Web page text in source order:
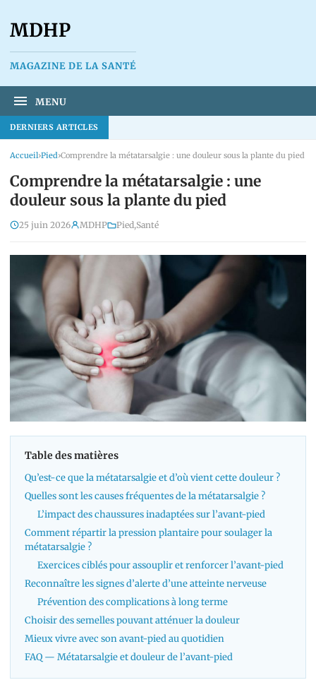
MDHP
MAGAZINE DE LA SANTÉ
MENU
DERNIERS ARTICLES
Accueil›Pied›Comprendre la métatarsalgie : une douleur sous la plante du pied
Comprendre la métatarsalgie : une
douleur sous la plante du pied
25 juin 2026 MDHP Pied,Santé
Table des matières
Qu’est-ce que la métatarsalgie et d’où vient cette douleur ?
Quelles sont les causes fréquentes de la métatarsalgie ?
L’impact des chaussures inadaptées sur l’avant-pied
Comment répartir la pression plantaire pour soulager la
métatarsalgie ?
Exercices ciblés pour assouplir et renforcer l’avant-pied
Reconnaître les signes d’alerte d’une atteinte nerveuse
Prévention des complications à long terme
Choisir des semelles pouvant atténuer la douleur
Mieux vivre avec son avant-pied au quotidien
FAQ — Métatarsalgie et douleur de l’avant-pied